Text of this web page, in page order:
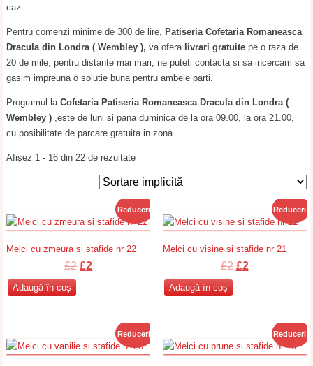
caz.
Pentru comenzi minime de 300 de lire, Patiseria Cofetaria Romaneasca
Dracula din Londra ( Wembley ),va ofera livrari gratuite pe o raza de
20 de mile, pentru distante mai mari, ne puteti contacta si sa incercam sa
gasim impreuna o solutie buna pentru ambele parti.
Programul laCofetaria Patiseria Romaneasca Dracula din Londra (
Wembley ) ,este de luni si pana duminica de la ora 09.00, la ora 21.00,
cu posibilitate de parcare gratuita in zona.
Afișez 1 - 16 din 22 de rezultate
Reduceri!
Melci cu zmeura si stafide nr 22
£2 Prețul
£2
Adaugă în coș
Reduceri!
Melci cu visine si stafide nr 21
£2 Prețul
£2Prețul
Adaugă în coș
Reduceri! Reduceri!